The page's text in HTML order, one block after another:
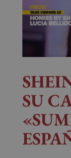
SU